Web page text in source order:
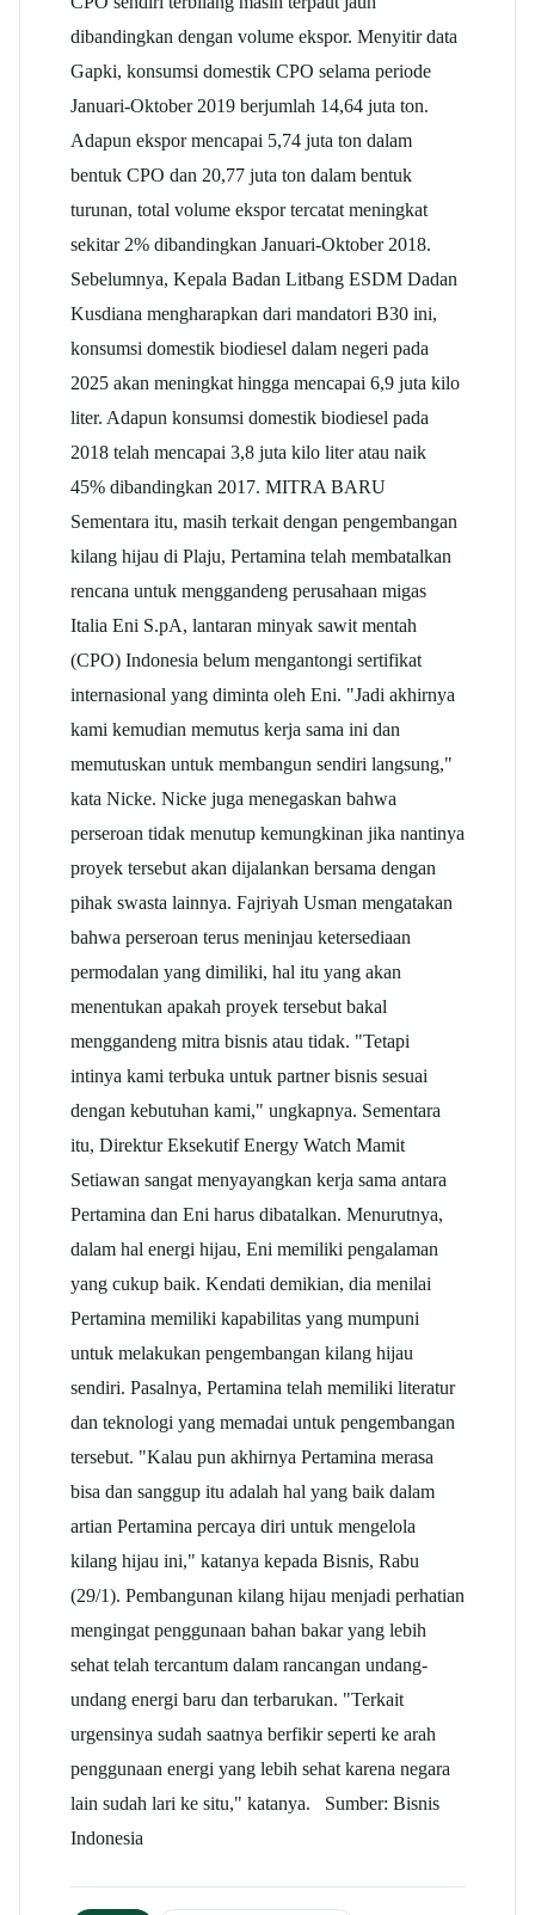
dibandingkan dengan volume ekspor. Menyitir data
Gapki, konsumsi domestik CPO selama periode
Januari-Oktober 2019 berjumlah 14,64 juta ton.
Adapun ekspor mencapai 5,74 juta ton dalam
bentuk CPO dan 20,77 juta ton dalam bentuk
turunan, total volume ekspor tercatat meningkat
sekitar 2% dibandingkan Januari-Oktober 2018.
Sebelumnya, Kepala Badan Litbang ESDM Dadan
Kusdiana mengharapkan dari mandatori B30 ini,
konsumsi domestik biodiesel dalam negeri pada
2025 akan meningkat hingga mencapai 6,9 juta kilo
liter. Adapun konsumsi domestik biodiesel pada
2018 telah mencapai 3,8 juta kilo liter atau naik
45% dibandingkan 2017. MITRA BARU
Sementara itu, masih terkait dengan pengembangan
kilang hijau di Plaju, Pertamina telah membatalkan
rencana untuk menggandeng perusahaan migas
Italia Eni S.pA, lantaran minyak sawit mentah
(CPO) Indonesia belum mengantongi sertifikat
internasional yang diminta oleh Eni. "Jadi akhirnya
kami kemudian memutus kerja sama ini dan
memutuskan untuk membangun sendiri langsung,"
kata Nicke. Nicke juga menegaskan bahwa
perseroan tidak menutup kemungkinan jika nantinya
proyek tersebut akan dijalankan bersama dengan
pihak swasta lainnya. Fajriyah Usman mengatakan
bahwa perseroan terus meninjau ketersediaan
permodalan yang dimiliki, hal itu yang akan
menentukan apakah proyek tersebut bakal
menggandeng mitra bisnis atau tidak. "Tetapi
intinya kami terbuka untuk partner bisnis sesuai
dengan kebutuhan kami," ungkapnya. Sementara
itu, Direktur Eksekutif Energy Watch Mamit
Setiawan sangat menyayangkan kerja sama antara
Pertamina dan Eni harus dibatalkan. Menurutnya,
dalam hal energi hijau, Eni memiliki pengalaman
yang cukup baik. Kendati demikian, dia menilai
Pertamina memiliki kapabilitas yang mumpuni
untuk melakukan pengembangan kilang hijau
sendiri. Pasalnya, Pertamina telah memiliki literatur
dan teknologi yang memadai untuk pengembangan
tersebut. "Kalau pun akhirnya Pertamina merasa
bisa dan sanggup itu adalah hal yang baik dalam
artian Pertamina percaya diri untuk mengelola
kilang hijau ini," katanya kepada Bisnis, Rabu
(29/1). Pembangunan kilang hijau menjadi perhatian
mengingat penggunaan bahan bakar yang lebih
sehat telah tercantum dalam rancangan undang-
undang energi baru dan terbarukan. "Terkait
urgensinya sudah saatnya berfikir seperti ke arah
penggunaan energi yang lebih sehat karena negara
lain sudah lari ke situ," katanya. Sumber: Bisnis
Indonesia